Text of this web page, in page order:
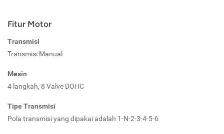
Fitur Motor
Transmisi
Transmisi Manual
Mesin
4 langkah, 8 Valve DOHC
Tipe Transmisi
Pola transmisi yang dipakai adalah 1-N-2-3-4-5-6